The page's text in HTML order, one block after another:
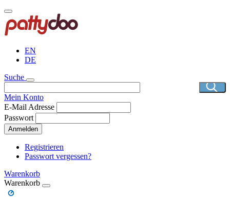
Direkt
zum
Inhalt
EN
DE
Suche
Mein Konto
E-Mail Adresse
Passwort
Anmelden
Registrieren
Passwort vergessen?
Warenkorb
Warenkorb